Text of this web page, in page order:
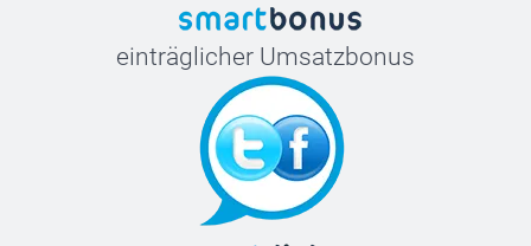
einträglicher Umsatzbonus